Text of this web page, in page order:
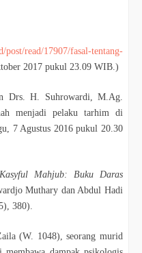
read/17907/fasal-tentang-
2017 pukul 23.09 WIB.)
Drs. H. Suhrowardi, M.Ag.
menjadi pelaku tarhim di
7 Agustus 2016 pukul 20.30
Kasyful Mahjub: Buku Daras
Muthary dan Abdul Hadi
380).
(W. 1048), seorang murid